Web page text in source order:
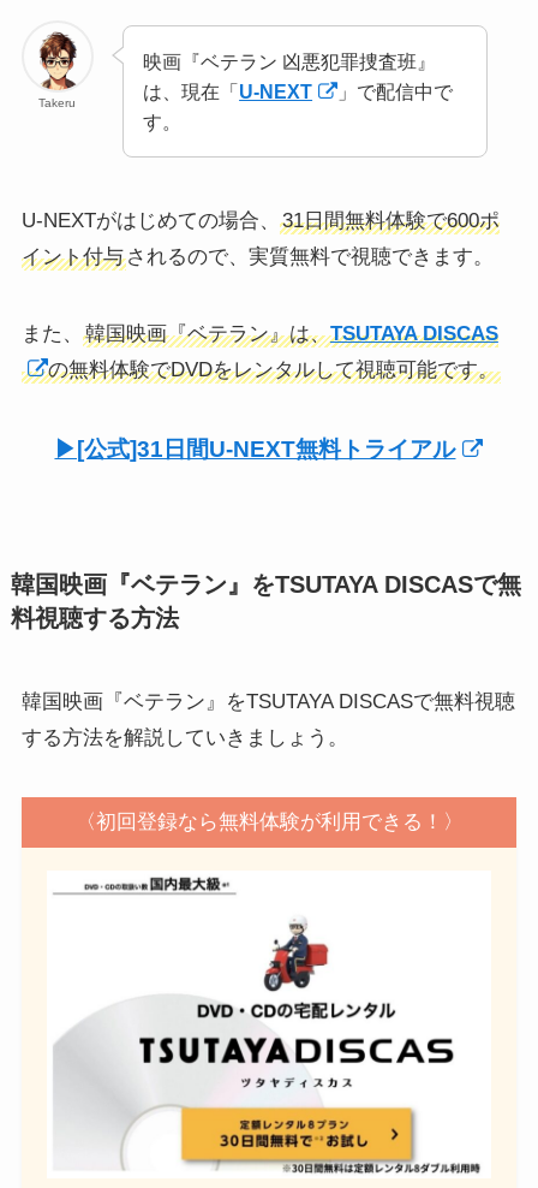
Takeru
映画『ベテラン 凶悪犯罪捜査班』
は、現在「U-NEXT
」で配信中で
す。
U-NEXTがはじめての場合、
31日間無料体験で600ポ
イント付与されるので、実質無料で視聴できます。
また、 韓国映画『ベテラン』は、TSUTAYA DISCAS
の無料体験でDVDをレンタルして視聴可能です。
▶︎[公式]31日間U-NEXT無料トライアル
韓国映画『ベテラン』をTSUTAYA DISCASで無
料視聴する方法
韓国映画『ベテラン』をTSUTAYA DISCASで無料視聴
する方法を解説していきましょう。
〈初回登録なら無料体験が利用できる！〉